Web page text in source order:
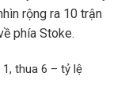
rộng ra 10 trận
phía Stoke.
thua 6 – tỷ lệ